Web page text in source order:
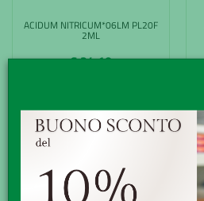
ACIDUM NITRICUM*06LM PL20F
2ML
€ 24,10
ACQUISTA